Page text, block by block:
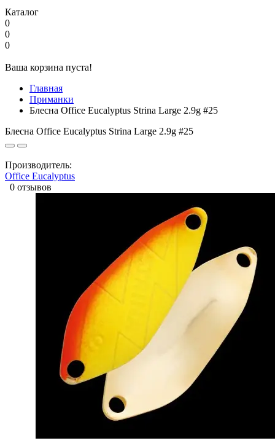
Каталог
0
0
0
Ваша корзина пуста!
Главная
Приманки
Блесна Office Eucalyptus Strina Large 2.9g #25
Блесна Office Eucalyptus Strina Large 2.9g #25
Производитель:
Office Eucalyptus
0 отзывов